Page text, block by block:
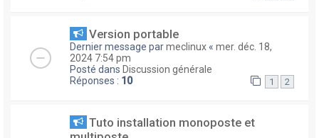
Version portable
Dernier message parmeclinux « mer. déc. 18,
2024 7:54 pm
Posté dans Discussion générale
Réponses : 10 1 2
Tuto installation monoposte et